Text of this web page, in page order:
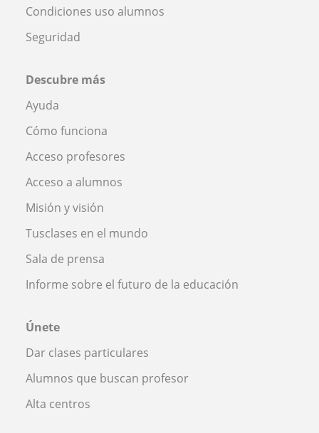
Condiciones uso alumnos
Seguridad
Descubre más
Ayuda
Cómo funciona
Acceso profesores
Acceso a alumnos
Misión y visión
Tusclases en el mundo
Sala de prensa
Informe sobre el futuro de la educación
Únete
Dar clases particulares
Alumnos que buscan profesor
Alta centros